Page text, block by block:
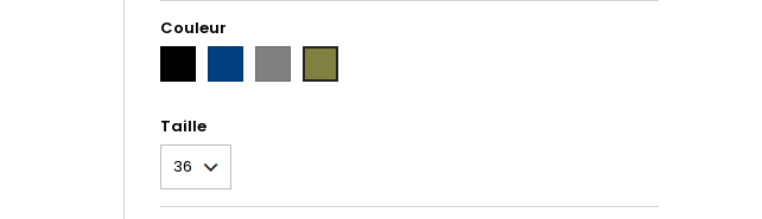
Couleur
(NOIR)NUIT
(BLN/NOIR)
ANTHRA/NOIR(VERKAKI/NO)
Taille